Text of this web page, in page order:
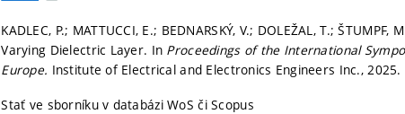
KADLEC, P.; MATTUCCI, E.; BEDNARSKÝ, V.; DOLEŽAL, T.;
Varying Dielectric Layer. In Proceedings of the International
Europe. Institute of Electrical and Electronics Engineers Inc., 2025.
Stať ve sborníku v databázi WoS či Scopus